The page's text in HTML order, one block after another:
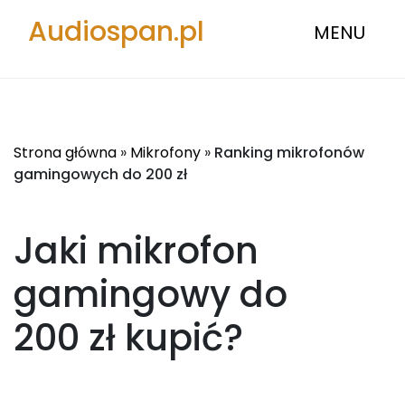
Audiospan.pl MENU
Strona główna » Mikrofony » Ranking mikrofonów
gamingowych do 200 zł
Jaki mikrofon
gamingowy do
200 zł kupić?